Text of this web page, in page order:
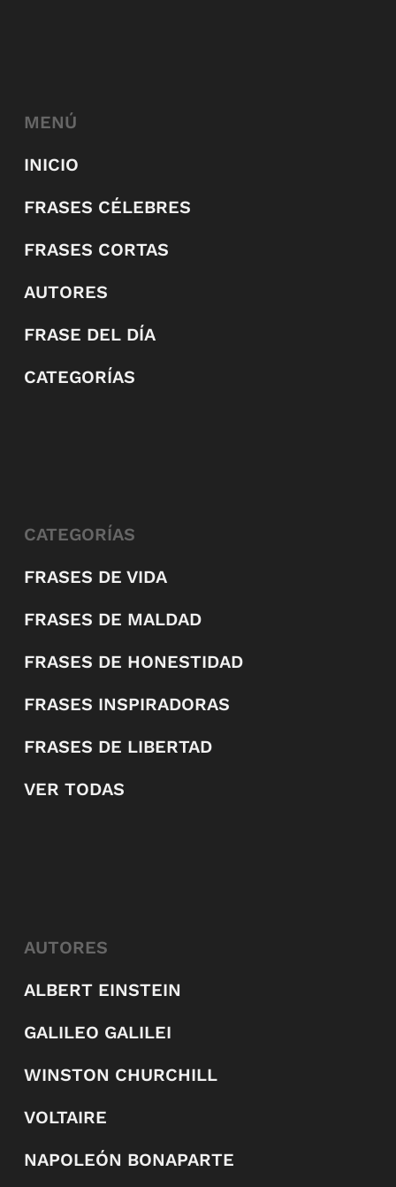
MENÚ
INICIO
FRASES CÉLEBRES
FRASES CORTAS
AUTORES
FRASE DEL DÍA
CATEGORÍAS
CATEGORÍAS
FRASES DE VIDA
FRASES DE MALDAD
FRASES DE HONESTIDAD
FRASES INSPIRADORAS
FRASES DE LIBERTAD
VER TODAS
AUTORES
ALBERT EINSTEIN
GALILEO GALILEI
WINSTON CHURCHILL
VOLTAIRE
NAPOLEÓN BONAPARTE